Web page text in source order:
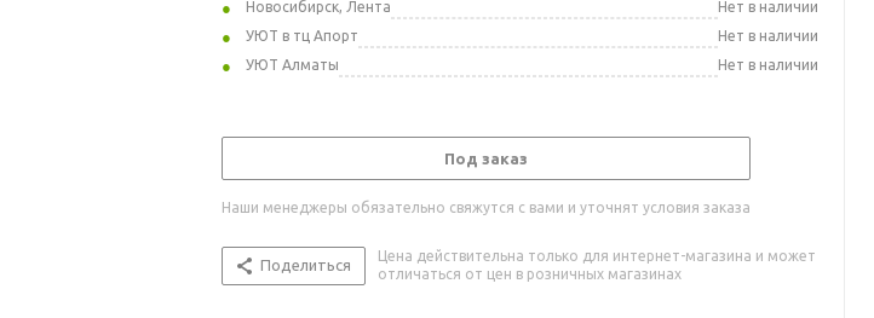
Новосибирск, Лента
Нет в наличии
УЮТ в тц Апорт
Нет в наличии
УЮТ Алматы
Нет в наличии
Под заказ
Наши менеджеры обязательно свяжутся с вами и уточнят условия заказа
Поделиться
Цена действительна только для интернет-магазина и может
отличаться от цен в розничных магазинах